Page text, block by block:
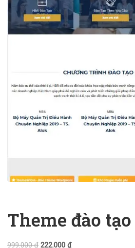
Theme đào tạo
999.000₫ 222.000 ₫